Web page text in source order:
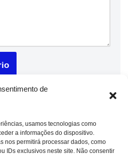
de
usamos tecnologias como
a informações do dispositivo.
nos permitirá processar dados, como
IDs exclusivos neste site. Não consentir